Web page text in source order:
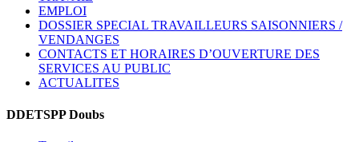
EMPLOI
DOSSIER SPECIAL TRAVAILLEURS SAISONNIERS /
VENDANGES
CONTACTS ET HORAIRES D’OUVERTURE DES
SERVICES AU PUBLIC
ACTUALITES
DDETSPP Doubs